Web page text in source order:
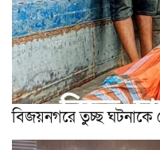
বিজয়নগরে তুচ্ছ ঘটনাকে